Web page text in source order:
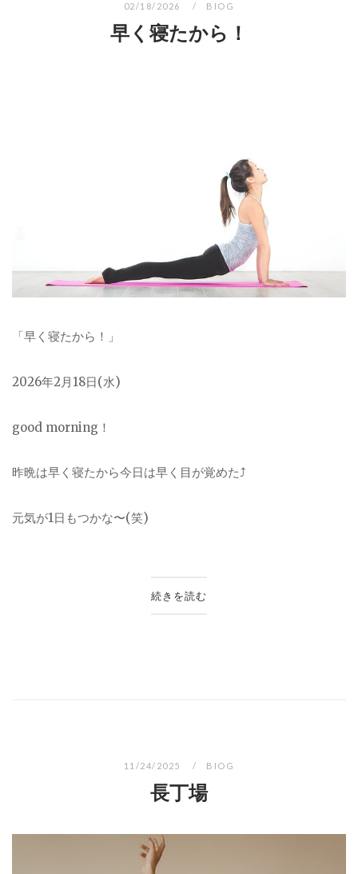
02/18/2026 BIOG
早く寝たから！
「早く寝たから！」
2026年2月18日(水)
good morning！
昨晩は早く寝たから今日は早く目が覚めた⤴︎
元気が1日もつかな〜(笑)
続きを読む
11/24/2025 BIOG
長丁場